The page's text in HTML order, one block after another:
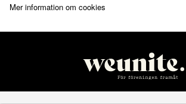
Mer information om cookies